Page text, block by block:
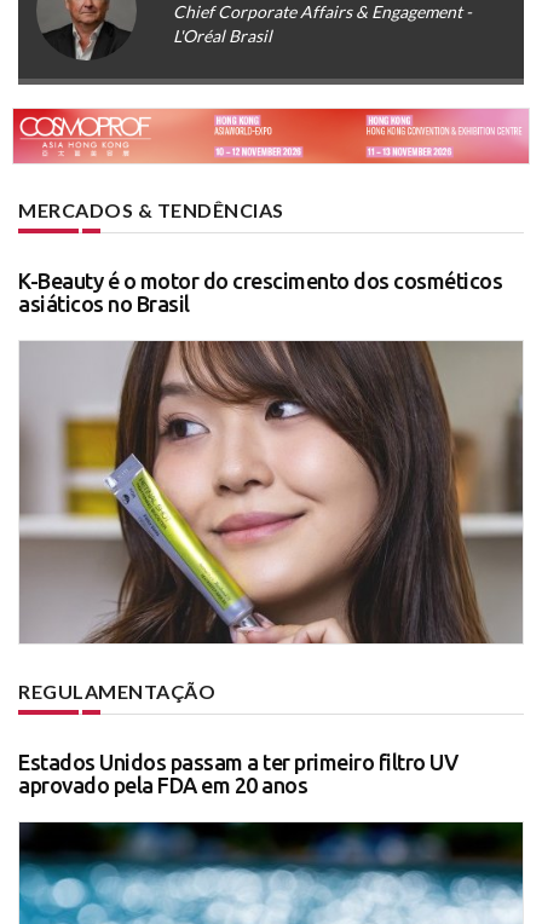
Chief Corporate Affairs & Engagement -
L'Oréal Brasil
MERCADOS & TENDÊNCIAS
K-Beauty é o motor do crescimento dos cosméticos
asiáticos no Brasil
REGULAMENTAÇÃO
Estados Unidos passam a ter primeiro filtro UV
aprovado pela FDA em 20 anos